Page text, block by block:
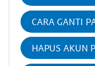
CARA GANTI
HAPUS AKUN